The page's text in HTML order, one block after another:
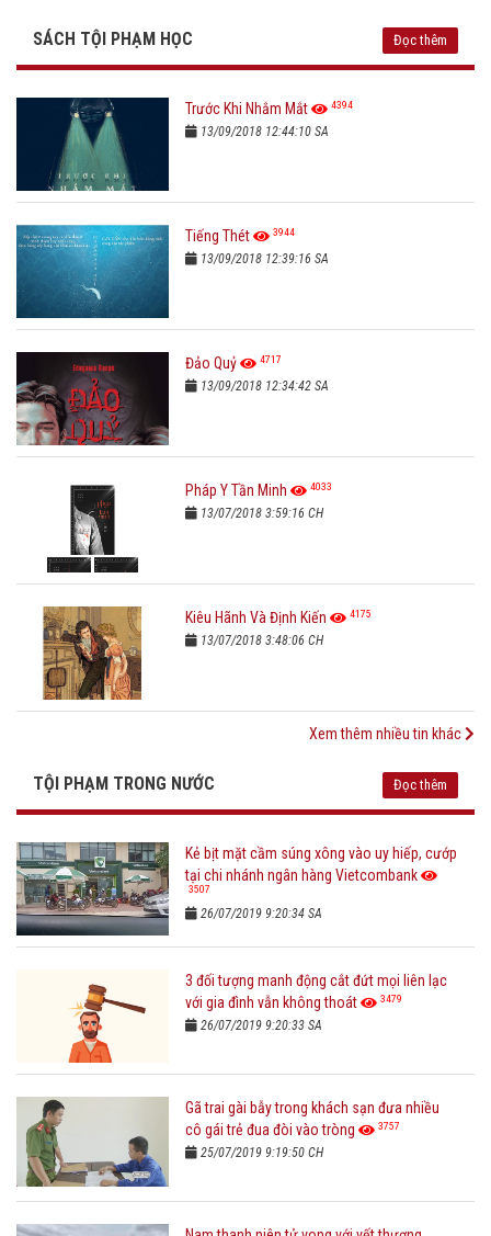
SÁCH TỘI PHẠM HỌC Đọc thêm
Trước Khi Nhắm Mắt 4394
13/09/2018 12:44:10 SA
Tiếng Thét 3944
13/09/2018 12:39:16 SA
Đảo Quỷ 4717
13/09/2018 12:34:42 SA
Pháp Y Tần Minh 4033
13/07/2018 3:59:16 CH
Kiêu Hãnh Và Định Kiến 4175
13/07/2018 3:48:06 CH
Xem thêm nhiều tin khác
TỘI PHẠM TRONG NƯỚC Đọc thêm
Kẻ bịt mặt cầm súng xông vào uy hiếp, cướp
tại chi nhánh ngân hàng Vietcombank
3507
26/07/2019 9:20:34 SA
3 đối tượng manh động cắt đứt mọi liên lạc
với gia đình vẫn không thoát
3479
26/07/2019 9:20:33 SA
Gã trai gài bẫy trong khách sạn đưa nhiều
cô gái trẻ đua đòi vào tròng
3757
25/07/2019 9:19:50 CH